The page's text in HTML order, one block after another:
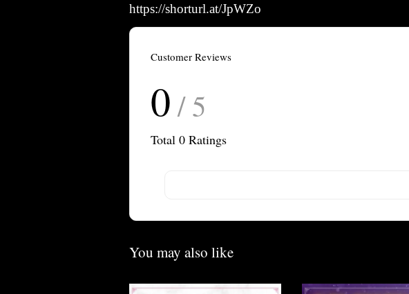
https://shorturl.at/JpWZo
Customer Reviews
0 / 5
Total 0 Ratings
You may also like